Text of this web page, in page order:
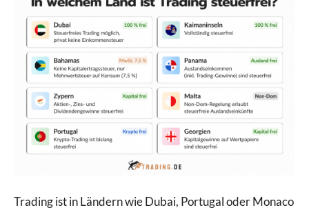
Trading ist in Ländern wie Dubai, Portugal oder Monaco